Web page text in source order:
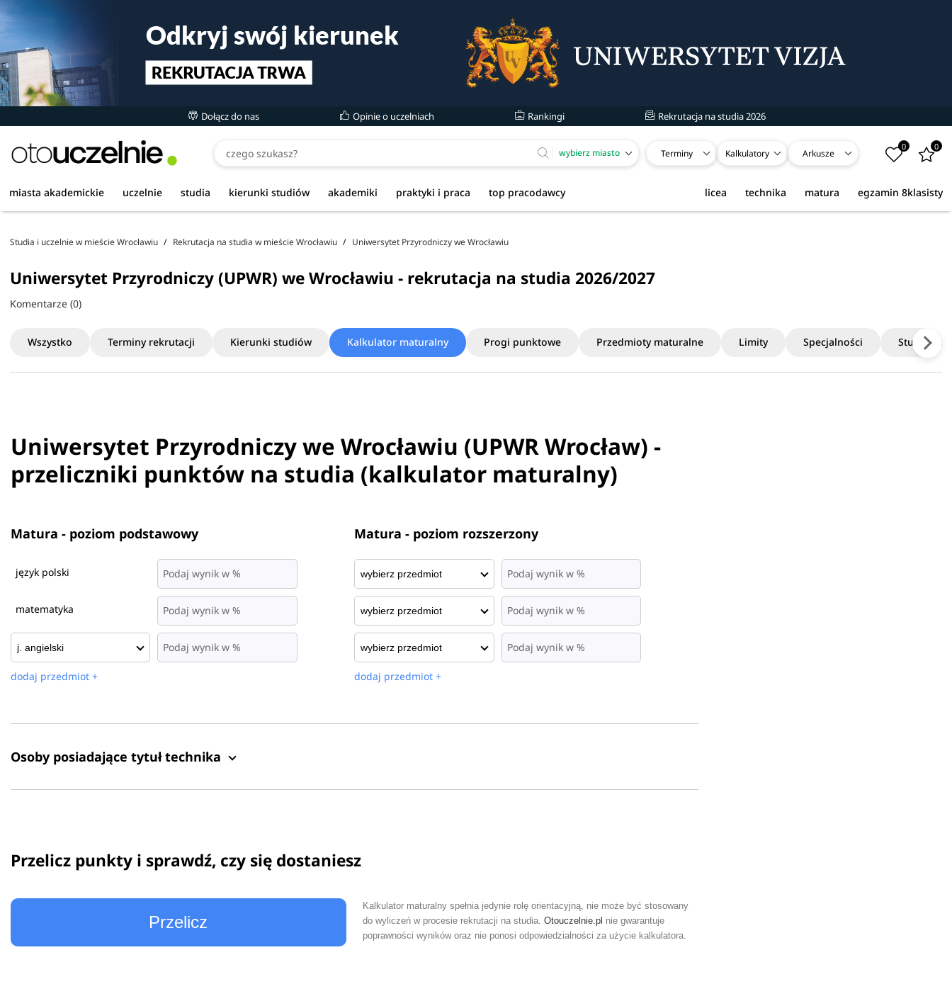
Dołącz do nas Opinie o uczelniach Rankingi Rekrutacja na studia 2026
wybierz miasto Terminy Kalkulatory Arkusze
0 0
miasta akademickie uczelnie studia kierunki studiów akademiki praktyki i praca top pracodawcy egzamin 8klasisty
matura
technika
licea
Studia i uczelnie w mieście Wrocławiu Rekrutacja na studia w mieście Wrocławiu Uniwersytet Przyrodniczy we Wrocławiu
Uniwersytet Przyrodniczy (UPWR) we Wrocławiu - rekrutacja na studia 2026/2027
Czego szukasz
Komentarze (0)
Wszystko Terminy rekrutacji Kierunki studiów Kalkulator maturalny Progi punktowe Przedmioty maturalne Limity Specjalności Studia
Uniwersytet Przyrodniczy we Wrocławiu (UPWR Wrocław) -
przeliczniki punktów na studia (kalkulator maturalny)
Matura - poziom podstawowy
język polski
matematyka
dodaj przedmiot +
Matura - poziom rozszerzony
dodaj przedmiot +
Osoby posiadające tytuł technika
Przelicz punkty i sprawdź, czy się dostaniesz
Przelicz
Kalkulator maturalny spełnia jedynie rolę orientacyjną, nie może być stosowany
do wyliczeń w procesie rekrutacji na studia.Otouczelnie.pl nie gwarantuje
poprawności wyników oraz nie ponosi odpowiedzialności za użycie kalkulatora.